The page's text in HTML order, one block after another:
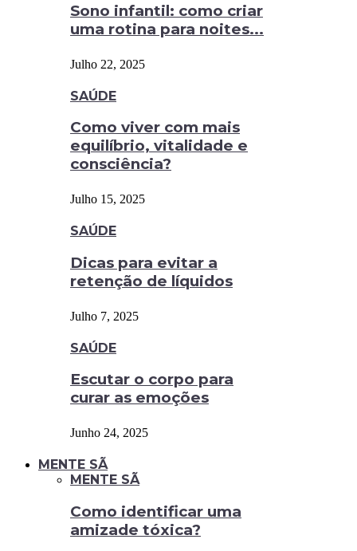
Sono infantil: como criar
uma rotina para noites...
Julho 22, 2025
SAÚDE
Como viver com mais
equilíbrio, vitalidade e
consciência?
Julho 15, 2025
SAÚDE
Dicas para evitar a
retenção de líquidos
Julho 7, 2025
SAÚDE
Escutar o corpo para
curar as emoções
Junho 24, 2025
MENTE SÃ
MENTE SÃ
Como identificar uma
amizade tóxica?